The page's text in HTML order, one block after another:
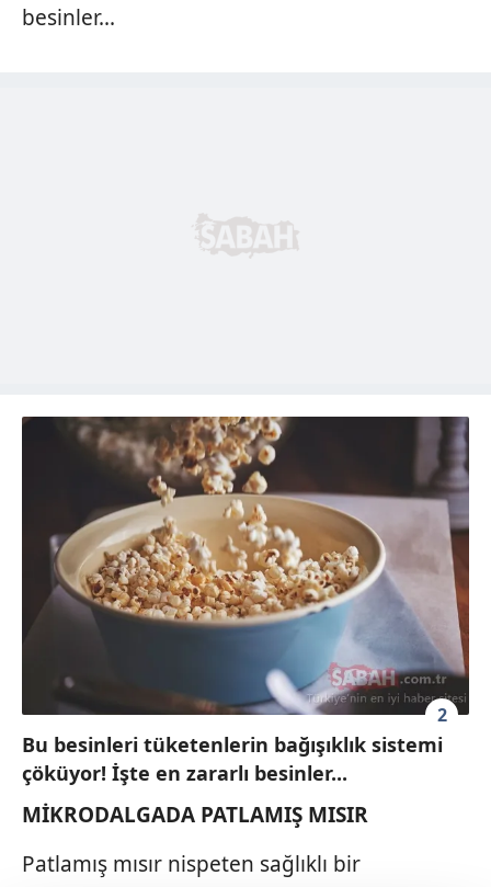
besinler...
2
Bu besinleri tüketenlerin bağışıklık sistemi
çöküyor! İşte en zararlı besinler...
MİKRODALGADA PATLAMIŞ MISIR
Patlamış mısır nispeten sağlıklı bir